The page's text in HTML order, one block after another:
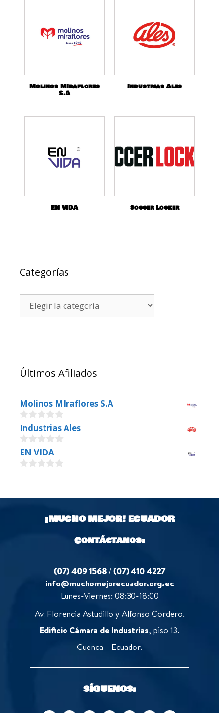
Molinos MIraflores
S.A
Industrias Ales
EN VIDA Soccer Locker
Categorías
Últimos Afiliados
Molinos MIraflores S.A
0
o
u
t
o
f
Industrias Ales
0
o
u
5
EN VIDA
t
¡MUCHO MEJOR!ECUADOR
Contáctanos:
(07) 409 1568 /(07) 410 4227
info@muchomejorecuador.org.ec
Lunes-Viernes: 08:30-18:00
Av. Florencia Astudillo y Alfonso Cordero.
Edificio Cámara de Industrias, piso 13.
Cuenca – Ecuador.
SÍGUENOS: